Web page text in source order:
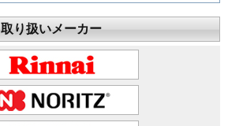
取り扱いメーカー